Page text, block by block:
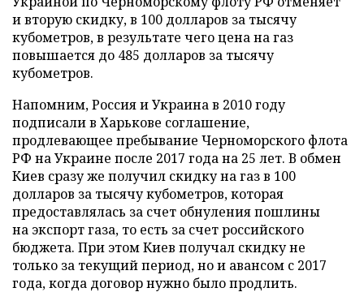
и вторую скидку, в 100 долларов за тысячу
кубометров, в результате чего цена на газ
повышается до 485 долларов за тысячу
кубометров.
Напомним, Россия и Украина в 2010 году
подписали в Харькове соглашение,
продлевающее пребывание Черноморского флота
РФ на Украине после 2017 года на 25 лет. В обмен
Киев сразу же получил скидку на газ в 100
долларов за тысячу кубометров, которая
предоставлялась за счет обнуления пошлины
на экспорт газа, то есть за счет российского
бюджета. При этом Киев получал скидку не
только за текущий период, но и авансом с 2017
года, когда договор нужно было продлить.